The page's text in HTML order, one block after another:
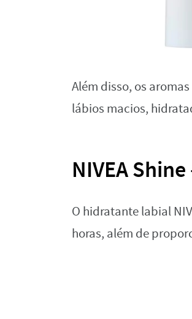
Além disso, os
lábios macios,
NIVEA
O hidratante labial
horas, além de